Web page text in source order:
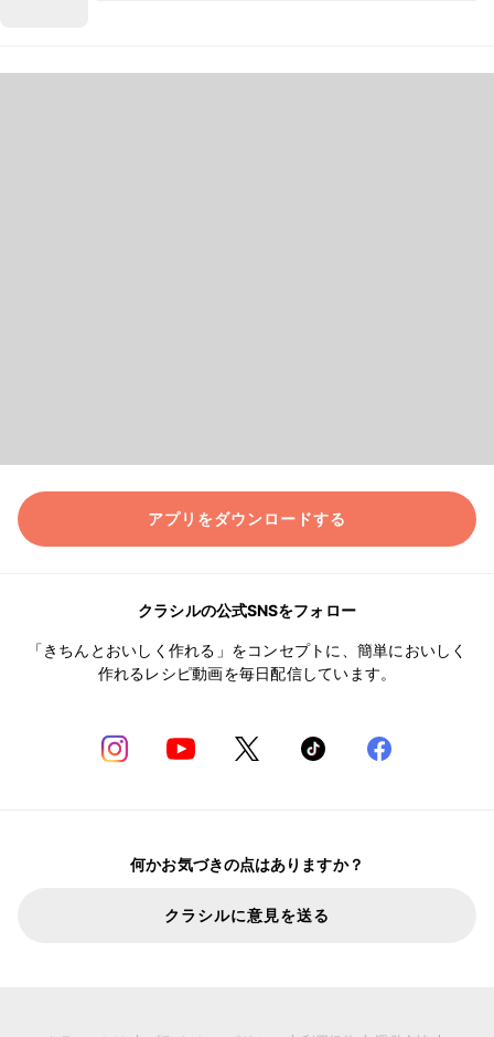
アプリをダウンロードする
クラシルの公式SNSをフォロー
「きちんとおいしく作れる」をコンセプトに、簡単においしく
作れるレシピ動画を毎日配信しています。
何かお気づきの点はありますか？
クラシルに意見を送る